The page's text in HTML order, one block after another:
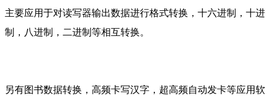
主要应用于对读写器输出数据进行格式转换，十六进制，十进
制，八进制，二进制等相互转换。
另有图书数据转换，高频卡写汉字，超高频自动发卡等应用软